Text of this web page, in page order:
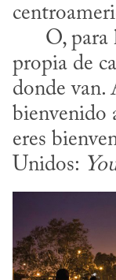
propia de
donde van.
bienvenido
eres
Unidos: